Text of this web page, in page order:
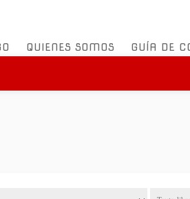
QUIENES SOMOS GUÍA DE